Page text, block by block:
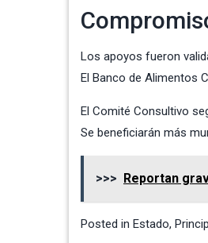
Los apoyos fueron
El Banco de Alimentos
El Comité Consultivo
Se beneficiarán más
>>> Reportan
Posted in Estado,